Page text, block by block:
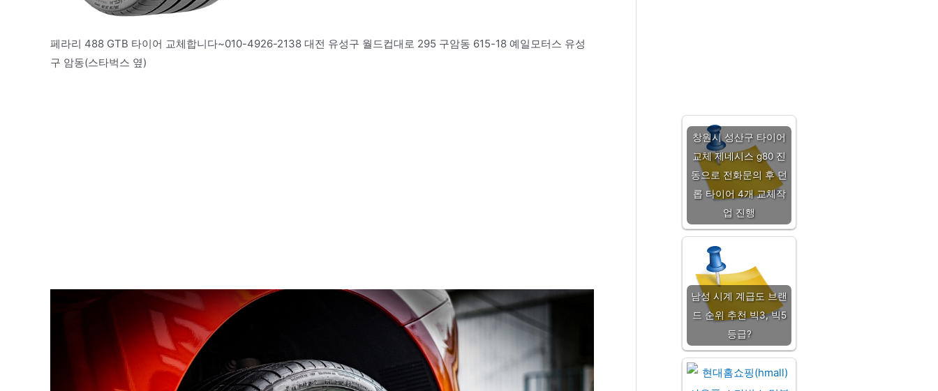
페라리 488 GTB 타이어 교체합니다~010-4926-2138 대전 유성구 월드컵대로 295 구암동 615-18 예일모터스 유성
구 암동(스타벅스 옆)
창원시 성산구 타이어
교체 제네시스 g80 진
동으로 전화문의 후 던
롭 타이어 4개 교체작
업 진행
남성 시계 계급도 브랜
드 순위 추천 빅3, 빅5
등급?